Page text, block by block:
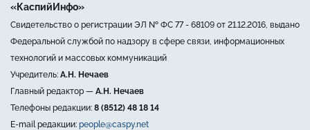
«КаспийИнфо»
Свидетельство о регистрации ЭЛ № ФС 77 - 68109 от 21.12.2016, выдано
Федеральной службой по надзору в сфере связи, информационных
технологий и массовых коммуникаций
Учредитель: А.Н. Нечаев
Главный редактор — А.Н. Нечаев
Телефоны редакции: 8 (8512) 48 18 14
E-mail редакции: people@caspy.net